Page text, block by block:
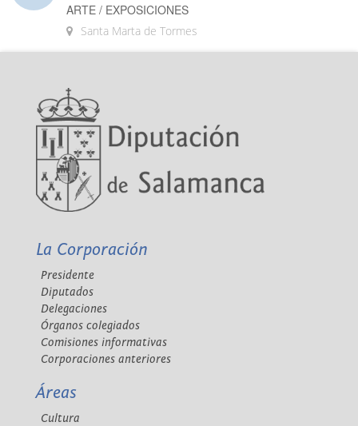
ARTE / EXPOSICIONES
Santa Marta de Tormes
La Corporación
Presidente
Diputados
Delegaciones
Órganos colegiados
Comisiones informativas
Corporaciones anteriores
Áreas
Cultura